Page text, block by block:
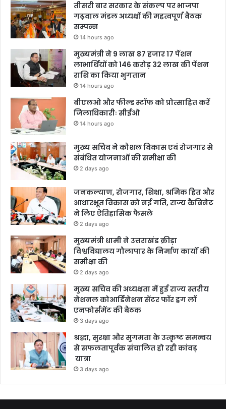
तीसरी बार सरकार के संकल्प पर भाजपा
गढ़वाल मंडल अध्यक्षों की महत्वपूर्ण बैठक
सम्पन्न
14 hours ago
मुख्यमंत्री ने 9 लाख 87 हजार 17 पेंशन
लाभार्थियों को 146 करोड़ 32 लाख की पेंशन
राशि का किया भुगतान
14 hours ago
बीएलओ और फील्ड स्टॉफ को प्रोत्साहित करें
जिलाधिकारीः सीईओ
14 hours ago
मुख्य सचिव ने कौशल विकास एवं रोजगार से
संबंधित योजनाओं की समीक्षा की
2 days ago
जनकल्याण, रोजगार, शिक्षा, श्रमिक हित और
आधारभूत विकास को नई गति, राज्य कैबिनेट
ने लिए ऐतिहासिक फैसले
2 days ago
मुख्यमंत्री धामी ने उत्तराखंड क्रीड़ा
विश्वविद्यालय गौलापार के निर्माण कार्यों की
समीक्षा की
2 days ago
मुख्य सचिव की अध्यक्षता में हुई राज्य स्तरीय
नेशनल कोआर्डिनेशन सेंटर फॉर ड्रग लॉ
एनफोर्समेंट की बैठक
3 days ago
श्रद्धा, सुरक्षा और सुगमता के उत्कृष्ट समन्वय
से सफलतापूर्वक संचालित हो रही कांवड़
यात्रा
3 days ago